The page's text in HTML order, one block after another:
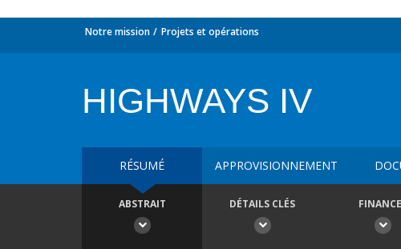
Notre mission Projets et opérations
HIGHWAYS IV
RÉSUMÉ APPROVISIONNEMENT
ABSTRAIT DÉTAILS CLÉS